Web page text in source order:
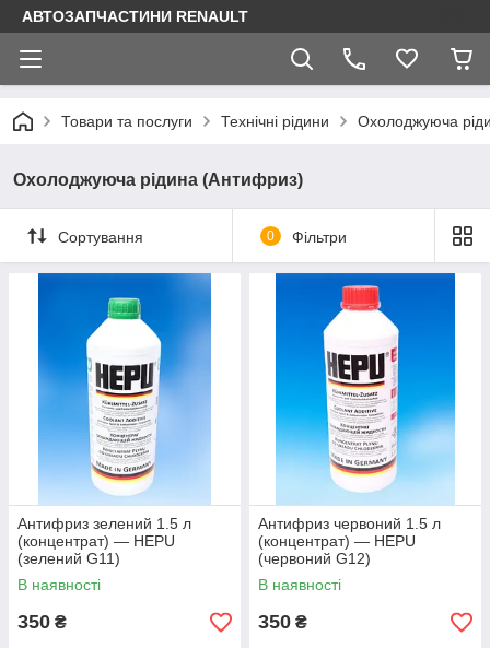
АВТОЗАПЧАСТИНИ RENAULT
Товари та послуги Технічні рідини Охолоджуюча
Охолоджуюча рідина (Антифриз)
Сортування 0 Фільтри
Антифриз зелений 1.5 л
(концентрат) — HEPU
(зелений G11)
В наявності
350 ₴
Антифриз червоний 1.5 л
(концентрат) — HEPU
(червоний G12)
В наявності
350 ₴